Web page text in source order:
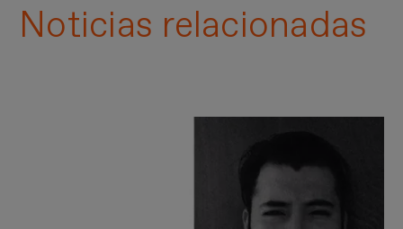
Noticias relacionadas